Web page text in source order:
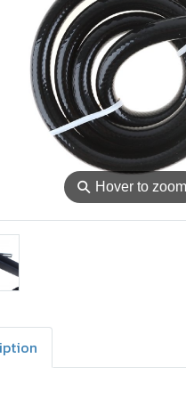
⚲ Hover to zoom